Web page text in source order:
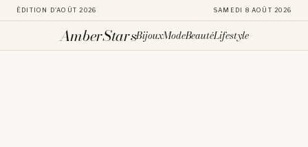
ÉDITION D'AOÛT 2026 SAMEDI 8 AOÛT 2026
AmberStarsBijouxModeBeautéLifestyle